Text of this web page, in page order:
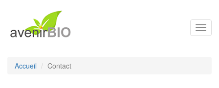
Accueil Contact